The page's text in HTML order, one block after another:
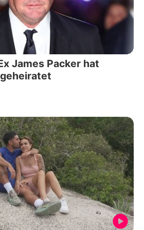
James Packer hat